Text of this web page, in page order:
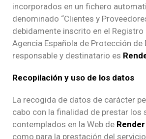
incorporados en un fichero
denominado “Clientes y
debidamente inscrito en el Registro
Agencia Española de Protección de
responsable y destinatario es
Recopilación y uso de los datos
La recogida de datos de carácter
cabo con la finalidad de prestar los
contemplados en la Web de
como para la prestación del